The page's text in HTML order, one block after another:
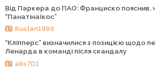
Від Паркера до ПАО: Франциско пояснив,
“Панатінаїкос”
Ruslan1996
“Кліпперс” визначилися з позицією щодо
Ленарда в команді після скандалу
aks701